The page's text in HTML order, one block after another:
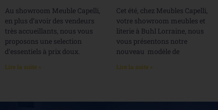
Au showroom Meuble Capelli,
en plus d’avoir des vendeurs
très accueillants, nous vous
proposons une selection
d’essentiels à prix doux.
Lire la suite »
Cet été, chez Meubles Capelli,
votre showroom meubles et
literie à Buhl Lorraine, nous
vous présentons notre
nouveau modèle de
Lire la suite »